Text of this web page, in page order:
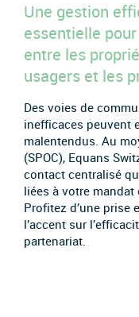
Une gestion
essentielle
entre les
usagers et les
Des voies de
inefficaces peuvent
malentendus. Au
(SPOC), Equans
contact centralisé
liées à votre
Profitez d’une prise
l’accent sur
partenariat.